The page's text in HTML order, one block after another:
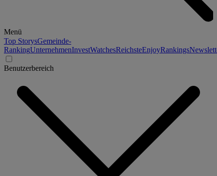
Menü
Top StorysGemeinde-
RankingUnternehmenInvestWatchesReichsteEnjoyRankings
Benutzerbereich